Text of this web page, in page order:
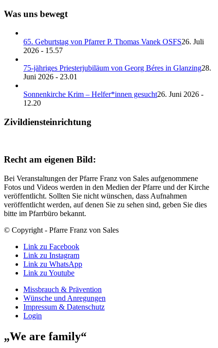
Was uns bewegt
65. Geburtstag von Pfarrer P. Thomas Vanek OSFS26. Juli
2026 - 15.57
75-jähriges Priesterjubiläum von Georg Béres in Glanzing28.
Juni 2026 - 23.01
Sonnenkirche Krim – Helfer*innen gesucht26. Juni 2026 -
12.20
Zivildiensteinrichtung
Recht am eigenen Bild:
Bei Veranstaltungen der Pfarre Franz von Sales aufgenommene
Fotos und Videos werden in den Medien der Pfarre und der Kirche
veröffentlicht. Sollten Sie nicht wünschen, dass Aufnahmen
veröffentlicht werden, auf denen Sie zu sehen sind, geben Sie dies
bitte im Pfarrbüro bekannt.
© Copyright - Pfarre Franz von Sales
Link zu Facebook
Link zu Instagram
Link zu WhatsApp
Link zu Youtube
Missbrauch & Prävention
Wünsche und Anregungen
Impressum & Datenschutz
Login
„We are family“